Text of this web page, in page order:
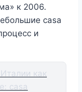
к 2006.
casa
и
как
casa